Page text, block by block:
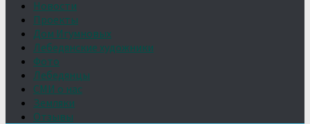
Новости
Проекты
Дом Игумновых
Лебедянские художники
Фото
Лебедянцы
СМИ о нас
Земляки
Отзывы